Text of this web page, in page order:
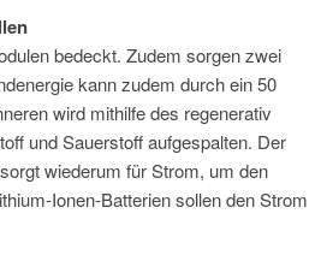
bedeckt. Zudem sorgen zwei
kann zudem durch ein 50
wird mithilfe des regenerativ
und Sauerstoff aufgespalten. Der
wiederum für Strom, um den
Ionen-Batterien sollen den Strom